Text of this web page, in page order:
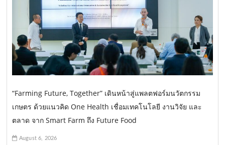
“Farming Future, Together” เดินหน้าสู่แพลตฟอร์มนวัตกรรม
เกษตร ด้วยแนวคิด One Health เชื่อมเทคโนโลยี งานวิจัย และ
ตลาด จาก Smart Farm ถึง Future Food
August 6, 2026